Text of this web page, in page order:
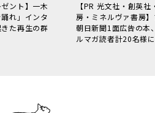
ント】一木
れ」インタ
た再生の群
【PR 光文社・創英
房・ミネルヴァ書房
朝日新聞1面広告の本
ルマガ読者計20名様に